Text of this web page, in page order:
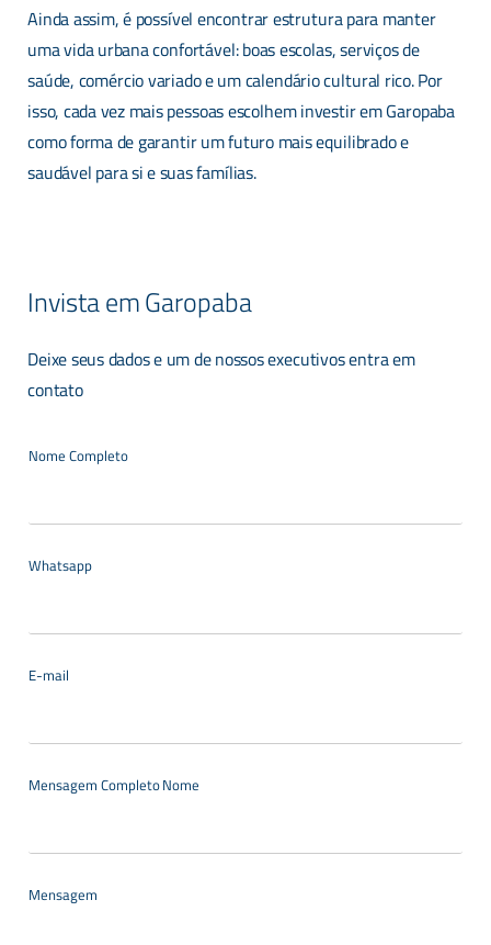
Ainda assim, é possível encontrar estrutura para manter
uma vida urbana confortável: boas escolas, serviços de
saúde, comércio variado e um calendário cultural rico. Por
isso, cada vez mais pessoas escolhem investir em Garopaba
como forma de garantir um futuro mais equilibrado e
saudável para si e suas famílias.
Invista em Garopaba
Deixe seus dados e um de nossos executivos entra em
contato